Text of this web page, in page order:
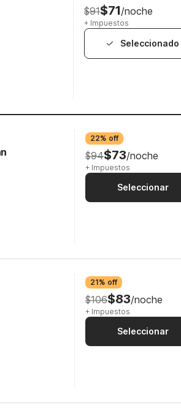
$91$71/noche
+ Impuestos
Seleccionado
22% off
$94$73/noche
+ Impuestos
Seleccionar
21% off
$106$83/noche
+ Impuestos
Seleccionar